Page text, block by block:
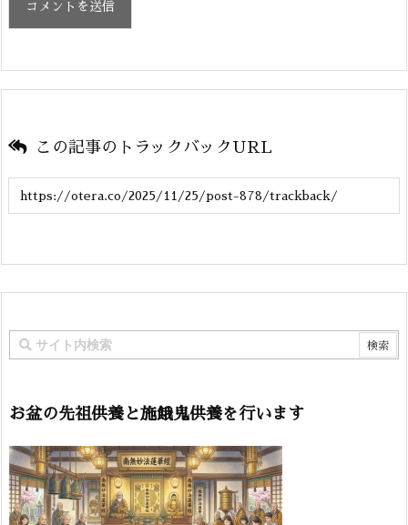
この記事のトラックバックURL
お盆の先祖供養と施餓鬼供養を行います